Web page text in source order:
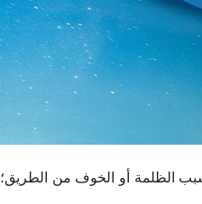
الظلمة أو الخوف من الطريق؛